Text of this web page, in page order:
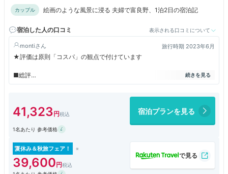
カップル 絵画のような風景に浸る 夫婦で富良野、1泊2日の宿泊記
宿泊した人の口コミ 表示される口コミについて
monti 旅行時期 2023年6月
★評価は原則「コスパ」の観点で付けています
■総評
「とても良いのだけど、何かが抜けている」
■接客
従業員によって差が激しい。
た。
レンタカーで到着し、荷物を出そうとしていたところ、中年の男性従業員
が、大きな紙袋をさっと持って来てくださり、１つにまとめて持ち運ぶこ
41,323 宿泊プランを見る
1名あたり 参考価格
夏休み＆秋旅フェア！
39,600